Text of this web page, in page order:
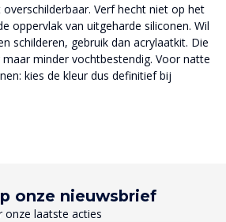
Verf hecht niet op het
oppervlak van uitgeharde siliconen. Wil
schilderen, gebruik dan acrylaatkit. Die
minder vochtbestendig. Voor natte
kies de kleur dus definitief bij
onze nieuwsbrief
laatste acties